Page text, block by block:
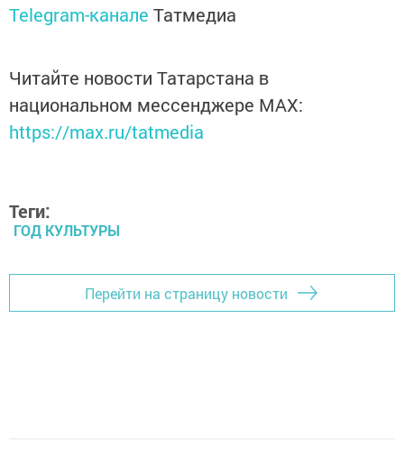
Telegram-канале Татмедиа
Читайте новости Татарстана в
национальном мессенджере MАХ:
https://max.ru/tatmedia
Теги:
ГОД КУЛЬТУРЫ
Перейти на страницу новости